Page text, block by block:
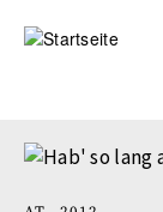
zum